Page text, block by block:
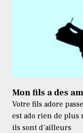
Mon fils a des
Votre fils adore
est ado rien de plus
ils sont d’ailleurs